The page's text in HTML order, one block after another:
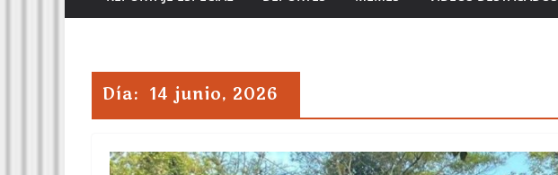
Día: 14 junio, 2026